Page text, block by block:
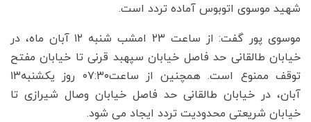
شهید موسوی اتوبوس آماده تردد است.
موسوی پور گفت: از ساعت ۲۳ امشب شنبه ۱۲ آبان ماه، در
خیابان طالقانی حد فاصل خیابان سپهبد قرنی تا خیابان مفتح
توقف ممنوع است. همچنین از ساعت۰۷:۳۰ روز یکشنبه۱۳
آبان، در خیابان طالقانی حد فاصل خیابان وصال شیرازی تا
خیابان شریعتی محدودیت تردد ایجاد می شود.